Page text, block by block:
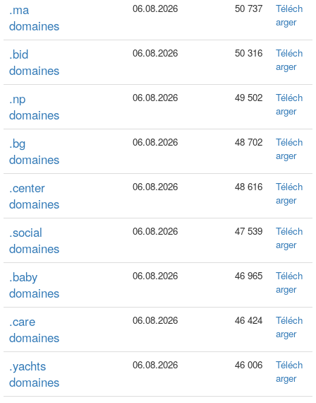
.ma
domaines
06.08.2026 50 737
Téléch
arger
.bid
domaines
06.08.2026 50 316
Téléch
arger
.np
domaines
06.08.2026 49 502
Téléch
arger
.bg
domaines
06.08.2026 48 702
Téléch
arger
.center
domaines
06.08.2026 48 616
Téléch
arger
.social
domaines
06.08.2026 47 539
Téléch
arger
.baby
domaines
06.08.2026 46 965
Téléch
arger
.care
domaines
06.08.2026 46 424
Téléch
arger
.yachts
domaines
06.08.2026 46 006
Téléch
arger